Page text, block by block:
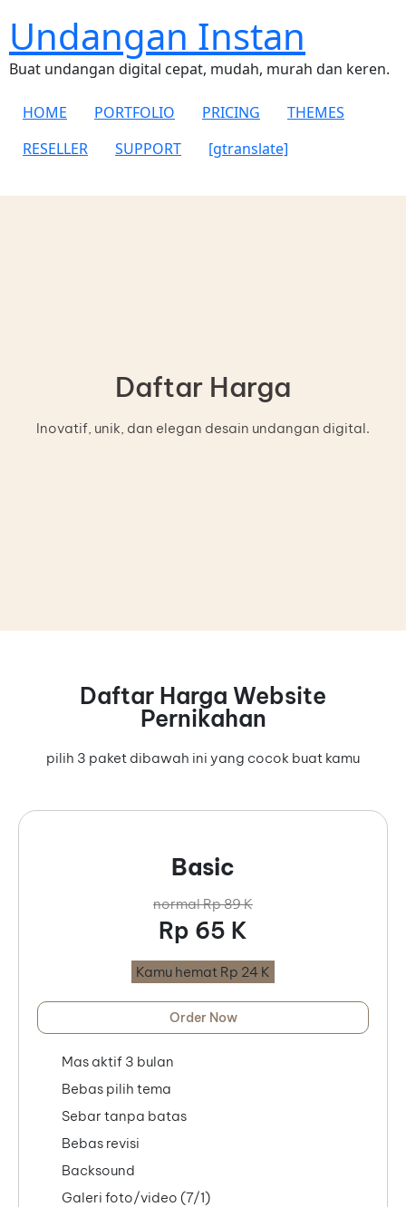
Undangan Instan
Buat undangan digital cepat, mudah, murah dan keren.
HOME PORTFOLIO PRICING
THEMES
RESELLER
SUPPORT [gtranslate]
Daftar Harga
Inovatif, unik, dan elegan desain undangan digital.
Daftar Harga Website
Pernikahan
pilih 3 paket dibawah ini yang cocok buat kamu
Basic
normal Rp 89 K
Rp 65 K
Kamu hemat Rp 24 K
Order Now
Mas aktif 3 bulan
Bebas pilih tema
Sebar tanpa batas
Bebas revisi
Backsound
Galeri foto/video (7/1)